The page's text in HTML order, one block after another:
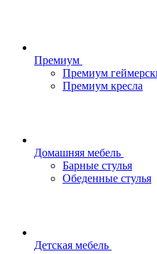
Премиум
Премиум
Премиум кресла
Домашняя мебель
Барные стулья
Обеденные стулья
Детская мебель